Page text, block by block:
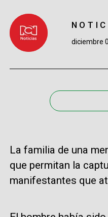
diciembre
La familia de una
que permitan la
manifestantes que